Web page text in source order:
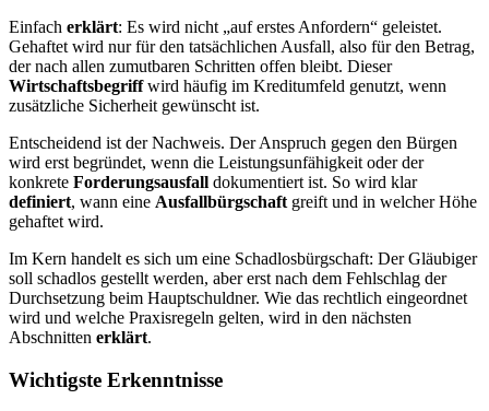
Einfach erklärt: Es wird nicht „auf erstes Anfordern“ geleistet.
Gehaftet wird nur für den tatsächlichen Ausfall, also für den Betrag,
der nach allen zumutbaren Schritten offen bleibt. Dieser
Wirtschaftsbegriffwird häufig im Kreditumfeld genutzt, wenn
zusätzliche Sicherheit gewünscht ist.
Entscheidend ist der Nachweis. Der Anspruch gegen den Bürgen
wird erst begründet, wenn die Leistungsunfähigkeit oder der
konkrete Forderungsausfall dokumentiert ist. So wird klar
definiert, wann eine Ausfallbürgschaft greift und in welcher Höhe
gehaftet wird.
Im Kern handelt es sich um eine Schadlosbürgschaft: Der Gläubiger
soll schadlos gestellt werden, aber erst nach dem Fehlschlag der
Durchsetzung beim Hauptschuldner. Wie das rechtlich eingeordnet
wird und welche Praxisregeln gelten, wird in den nächsten
Abschnitten erklärt.
Wichtigste Erkenntnisse